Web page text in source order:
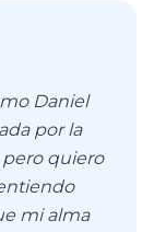
Daniel
por la
quiero
mi alma